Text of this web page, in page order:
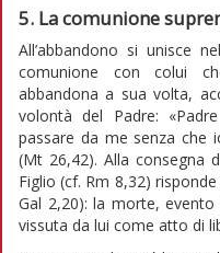
5. La comunione
All’abbandono si unisce
comunione con colui
abbandona a sua volta,
volontà del Padre:
passare da me senza che
(Mt 26,42). Alla consegna
Figlio (cf. Rm 8,32)
Gal 2,20): la morte, evento
vissuta da lui come atto di